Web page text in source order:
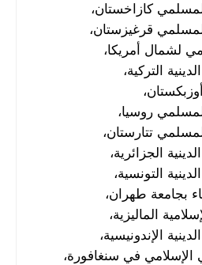
لمسلمي كازاخستان،
لمسلمي قرغيزستان،
لشمال أمريكا،
التركية،
لمسلمي روسيا،
لمسلمي تتارستان،
الجزائرية،
التونسية،
بجامعة طهران،
الماليزية،
الإندونيسية،
الإسلامي في سنغافورة،